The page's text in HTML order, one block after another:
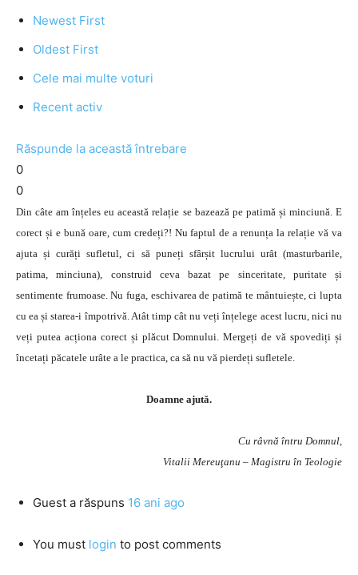
Newest First
Oldest First
Cele mai multe voturi
Recent activ
Răspunde la această întrebare
0
0
Din câte am înțeles eu această relație se bazează pe patimă și minciună. E
corect și e bună oare, cum credeți?! Nu faptul de a renunța la relație vă va
ajuta și curăți sufletul, ci să puneți sfârșit lucrului urât (masturbarile,
patima, minciuna), construid ceva bazat pe sinceritate, puritate și
sentimente frumoase. Nu fuga, eschivarea de patimă te mântuiește, ci lupta
cu ea și starea-i împotrivă. Atât timp cât nu veți înțelege acest lucru, nici nu
veți putea acționa corect și plăcut Domnului. Mergeți de vă spovediți și
încetați păcatele urâte a le practica, ca să nu vă pierdeți sufletele.
Doamne ajută.
Cu râvnă întru Domnul,
Vitalii Mereuţanu – Magistru în Teologie
Guest a răspuns 16 ani ago
You must login to post comments